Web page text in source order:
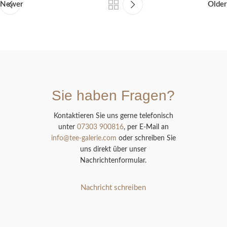
Newer Older
Sie haben Fragen?
Kontaktieren Sie uns gerne telefonisch
unter 07303 900816, per E-Mail an
info@tee-galerie.com oder schreiben Sie
uns direkt über unser
Nachrichtenformular.
Nachricht schreiben